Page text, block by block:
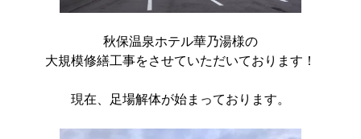
秋保温泉ホテル華乃湯様の
大規模修繕工事をさせていただいております！
現在、足場解体が始まっております。